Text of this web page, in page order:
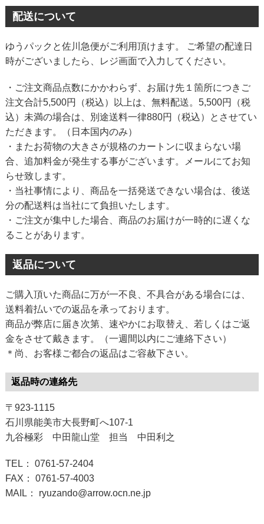
配送について
ゆうパックと佐川急便がご利用頂けます。 ご希望の配達日
時がございましたら、レジ画面で入力してください。
・ご注文商品点数にかかわらず、お届け先１箇所につきご
注文合計5,500円（税込）以上は、無料配送。5,500円（税
込）未満の場合は、別途送料一律880円（税込）とさせてい
ただきます。（日本国内のみ）
・またお荷物の大きさが規格のカートンに収まらない場
合、追加料金が発生する事がございます。メールにてお知
らせ致します。
・当社事情により、商品を一括発送できない場合は、後送
分の配送料は当社にて負担いたします。
・ご注文が集中した場合、商品のお届けが一時的に遅くな
ることがあります。
返品について
ご購入頂いた商品に万が一不良、不具合がある場合には、
送料着払いでの返品を承っております。
商品が弊店に届き次第、速やかにお取替え、若しくはご返
金をさせて戴きます。（一週間以内にご連絡下さい）
＊尚、お客様ご都合の返品はご容赦下さい。
返品時の連絡先
〒923-1115
石川県能美市大長野町へ107-1
九谷極彩 中田龍山堂 担当 中田利之
TEL： 0761-57-2404
FAX： 0761-57-4003
MAIL： ryuzando@arrow.ocn.ne.jp